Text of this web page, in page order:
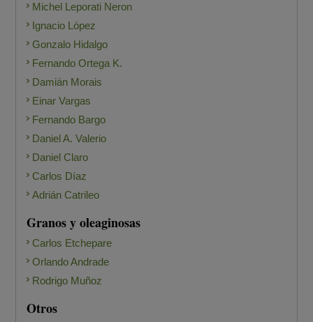
Michel Leporati Neron
Ignacio López
Gonzalo Hidalgo
Fernando Ortega K.
Damián Morais
Einar Vargas
Fernando Bargo
Daniel A. Valerio
Daniel Claro
Carlos Díaz
Adrián Catrileo
Granos y oleaginosas
Carlos Etchepare
Orlando Andrade
Rodrigo Muñoz
Otros